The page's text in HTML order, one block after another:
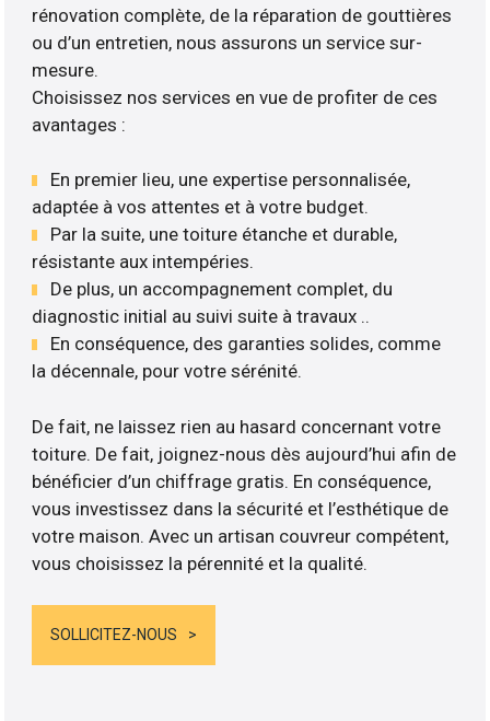
rénovation complète, de la réparation de gouttières
ou d’un entretien, nous assurons un service sur-
mesure.
Choisissez nos services en vue de profiter de ces
avantages :
En premier lieu, une expertise personnalisée,
adaptée à vos attentes et à votre budget.
Par la suite, une toiture étanche et durable,
résistante aux intempéries.
De plus, un accompagnement complet, du
diagnostic initial au suivi suite à travaux ..
En conséquence, des garanties solides, comme
la décennale, pour votre sérénité.
De fait, ne laissez rien au hasard concernant votre
toiture. De fait, joignez-nous dès aujourd’hui afin de
bénéficier d’un chiffrage gratis. En conséquence,
vous investissez dans la sécurité et l’esthétique de
votre maison. Avec un artisan couvreur compétent,
vous choisissez la pérennité et la qualité.
SOLLICITEZ-NOUS